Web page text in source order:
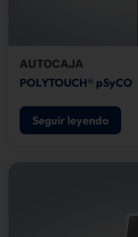
AUTOCAJA
POLYTOUCH® pSyCO
Seguir leyendo